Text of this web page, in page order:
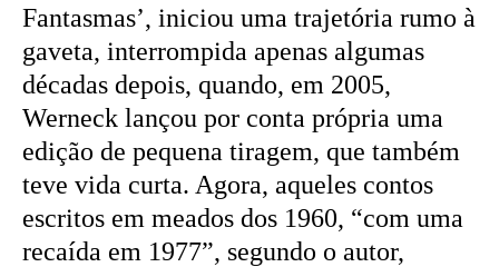
Fantasmas’, iniciou uma trajetória rumo à
gaveta, interrompida apenas algumas
décadas depois, quando, em 2005,
Werneck lançou por conta própria uma
edição de pequena tiragem, que também
teve vida curta. Agora, aqueles contos
escritos em meados dos 1960, “com uma
recaída em 1977”, segundo o autor,